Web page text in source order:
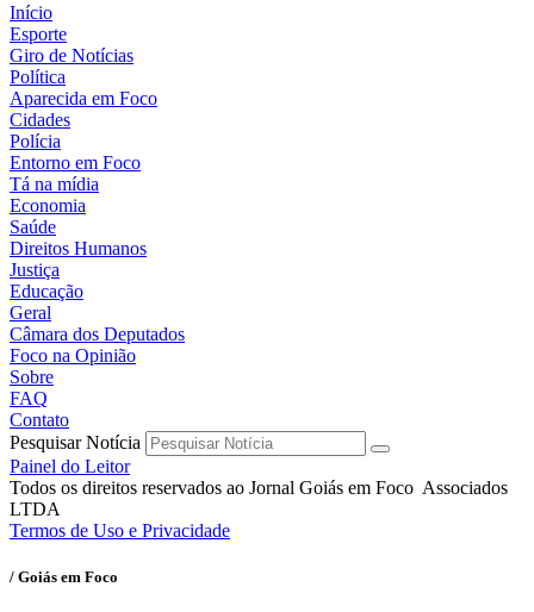
Início
Esporte
Giro de Notícias
Política
Aparecida em Foco
Cidades
Polícia
Entorno em Foco
Tá na mídia
Economia
Saúde
Direitos Humanos
Justiça
Educação
Geral
Câmara dos Deputados
Foco na Opinião
Sobre
FAQ
Contato
Pesquisar Notícia
Painel do Leitor
Todos os direitos reservados ao Jornal Goiás em Foco Associados
LTDA
Termos de Uso e Privacidade
/ Goiás em Foco